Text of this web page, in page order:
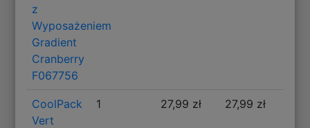
z
Wyposażeniem
Gradient
Cranberry
F067756
CoolPack
Vert
1 27,99 zł 27,99 zł